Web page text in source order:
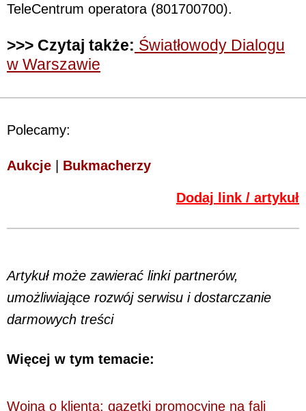
TeleCentrum operatora (801700700).
>>> Czytaj także: Światłowody Dialogu
w Warszawie
Polecamy:
Aukcje | Bukmacherzy
Dodaj link / artykuł
Artykuł może zawierać linki partnerów,
umożliwiające rozwój serwisu i dostarczanie
darmowych treści
Więcej w tym temacie:
Wojna o klienta: gazetki promocyjne na fali